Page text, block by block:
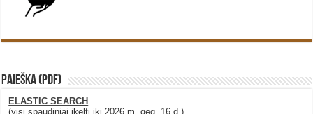
PAIEŠKA (PDF)
ELASTIC SEARCH
(visi spaudiniai įkelti iki 2026 m. geg. 16 d.)